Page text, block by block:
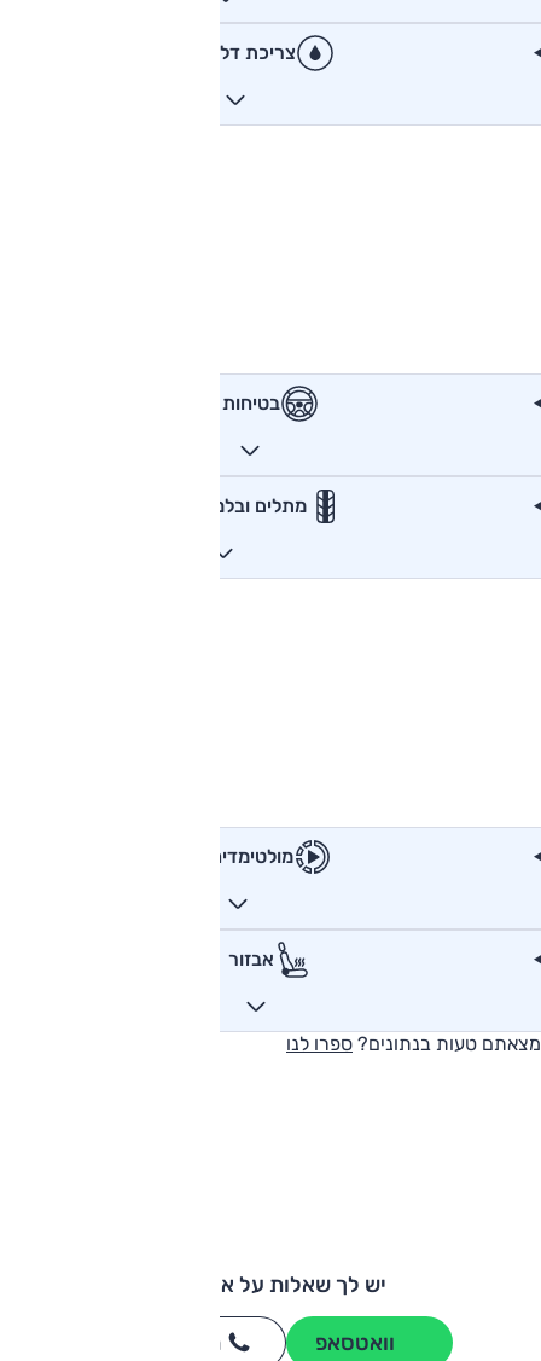
צריכת דלק
בטיחות
מתלים ובלמים
מולטימדיה
אבזור
מצאתם טעות בנתונים? ספרו לנו
יש לך שאלות על אודי S1?
וואטסאפ חייגו